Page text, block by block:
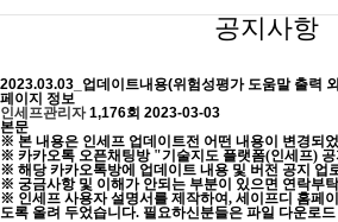
공지사항
2023.03.03_업데이트내용(위험성평가 도움말 출력
페이지 정보
인세프관리자 1,176회 2023-03-03
본문
※ 본 내용은 인세프 업데이트전 어떤 내용이 변경되
※ 카카오톡 오픈채팅방 "기술지도 플랫폼(인세프)
※ 해당 카카오톡방에 업데이트 내용 및 버전 공지 업
※ 궁금사항 및 이해가 안되는 부분이 있으면 연락부
※ 인세프 사용자 설명서를 제작하여, 세이프디 홈페
도록 올려 두었습니다. 필요하신분들은 파일 다운로